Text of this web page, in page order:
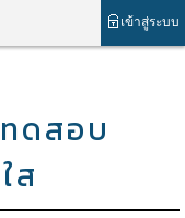
เข้าสู่ระบบ
ดสอบ
ส